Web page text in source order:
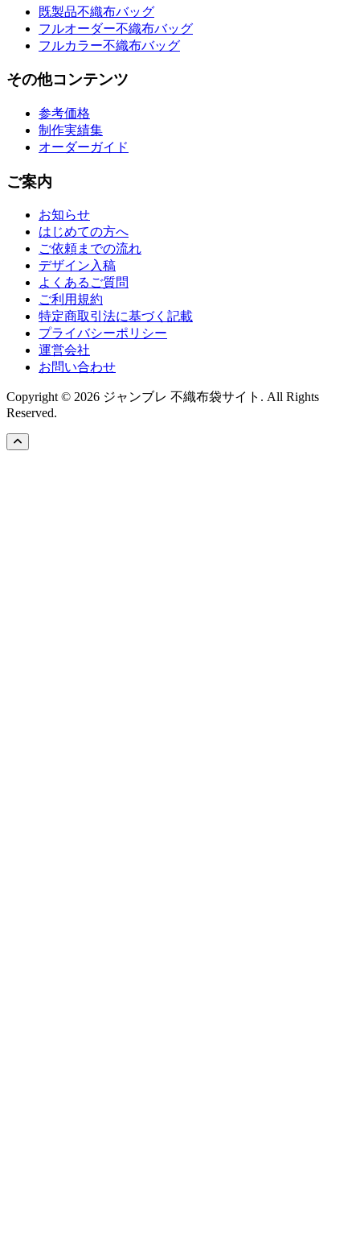
既製品不織布バッグ
フルオーダー不織布バッグ
フルカラー不織布バッグ
その他コンテンツ
参考価格
制作実績集
オーダーガイド
ご案内
お知らせ
はじめての方へ
ご依頼までの流れ
デザイン入稿
よくあるご質問
ご利用規約
特定商取引法に基づく記載
プライバシーポリシー
運営会社
お問い合わせ
Copyright © 2026 ジャンブレ 不織布袋サイト. All Rights
Reserved.